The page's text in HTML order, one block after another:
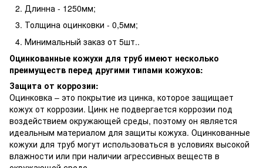
Длинна - 1250мм;
Толщина оцинковки - 0,5мм;
Минимальный заказ от 5шт..
Оцинкованные кожухи для труб имеют несколько
преимуществ перед другими типами кожухов:
Защита от коррозии:
Оцинковка – это покрытие из цинка, которое защищает
кожух от коррозии. Цинк не подвергается коррозии под
воздействием окружающей среды, поэтому он является
идеальным материалом для защиты кожуха. Оцинкованные
кожухи для труб могут использоваться в условиях высокой
влажности или при наличии агрессивных веществ в